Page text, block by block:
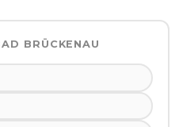
BRÜCKENAU